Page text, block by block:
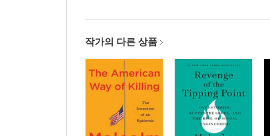
작가의 다른 상품